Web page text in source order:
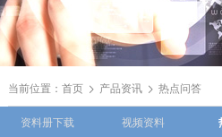
当前位置： 首页 产品资讯 热点问答
资料册下载 视频资料